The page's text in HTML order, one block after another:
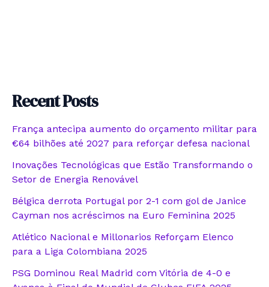
Recent Posts
França antecipa aumento do orçamento militar para
€64 bilhões até 2027 para reforçar defesa nacional
Inovações Tecnológicas que Estão Transformando o
Setor de Energia Renovável
Bélgica derrota Portugal por 2-1 com gol de Janice
Cayman nos acréscimos na Euro Feminina 2025
Atlético Nacional e Millonarios Reforçam Elenco
para a Liga Colombiana 2025
PSG Dominou Real Madrid com Vitória de 4-0 e